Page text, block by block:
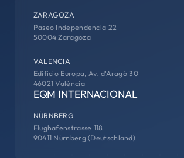
ZARAGOZA
Paseo Independencia 22
50004 Zaragoza
VALENCIA
Edificio Europa, Av. d'Aragó 30
46021 València
EQM INTERNACIONAL
NÜRNBERG
Flughafenstrasse 118
90411 Nürnberg (Deutschland)